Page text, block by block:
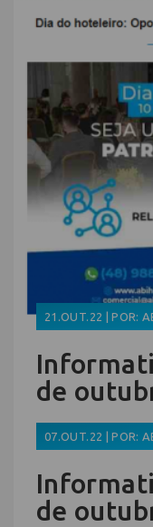
21.OUT.22 | POR:
de
07.OUT.22 | POR:
de